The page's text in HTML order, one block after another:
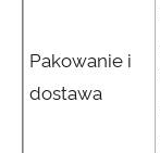
Pakowanie i
dostawa